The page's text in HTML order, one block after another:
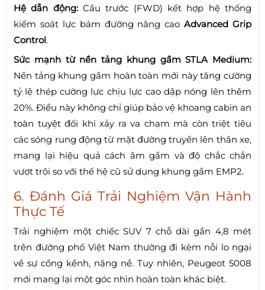
Hệ dẫn động:Cầu trước (FWD) kết hợp hệ thống
kiểm soát lực bám đường nâng caoAdvanced Grip
Control.
Sức mạnh từ nền tảng khung gầm STLA Medium:
Nền tảng khung gầm hoàn toàn mới này tăng cường
tỷ lệ thép cường lực chịu lực cao dập nóng lên thêm
20%. Điều này không chỉ giúp bảo vệ khoang cabin an
toàn tuyệt đối khi xảy ra va chạm mà còn triệt tiêu
các sóng rung động từ mặt đường truyền lên thân xe,
mang lại hiệu quả cách âm gầm và độ chắc chắn
vượt trội so với thế hệ cũ sử dụng khung gầm EMP2.
6. Đánh Giá Trải Nghiệm Vận Hành
Thực Tế
Trải nghiệm một chiếc SUV 7 chỗ dài gần 4,8 mét
trên đường phố Việt Nam thường đi kèm nỗi lo ngại
về sự cồng kềnh, nặng nề. Tuy nhiên, Peugeot 5008
mới mang lại một góc nhìn hoàn toàn khác biệt.